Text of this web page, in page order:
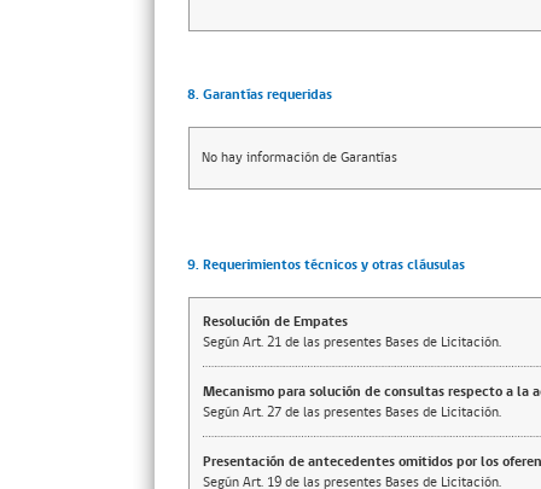
8. Garantías requeridas
No hay información de Garantías
9. Requerimientos técnicos y otras cláusulas
Resolución de Empates
Según Art. 21 de las presentes Bases de Licitación.
Mecanismo para solución de consultas respecto a la
Según Art. 27 de las presentes Bases de Licitación.
Presentación de antecedentes omitidos por los
Según Art. 19 de las presentes Bases de Licitación.